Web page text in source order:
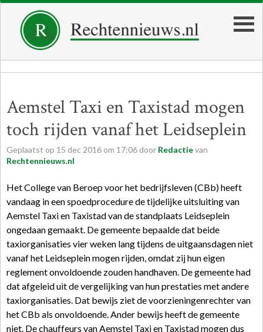
Aemstel Taxi en Taxistad mogen
toch rijden vanaf het Leidseplein
Geplaatst op 15 dec 2016 om 17:06 door Redactievan
Rechtennieuws.nl
Het College van Beroep voor het bedrijfsleven (CBb) heeft
vandaag in een spoedprocedure de tijdelijke uitsluiting van
Aemstel Taxi en Taxistad van de standplaats Leidseplein
ongedaan gemaakt. De gemeente bepaalde dat beide
taxiorganisaties vier weken lang tijdens de uitgaansdagen niet
vanaf het Leidseplein mogen rijden, omdat zij hun eigen
reglement onvoldoende zouden handhaven. De gemeente had
dat afgeleid uit de vergelijking van hun prestaties met andere
taxiorganisaties. Dat bewijs ziet de voorzieningenrechter van
het CBb als onvoldoende. Ander bewijs heeft de gemeente
niet. De chauffeurs van Aemstel Taxi en Taxistad mogen dus